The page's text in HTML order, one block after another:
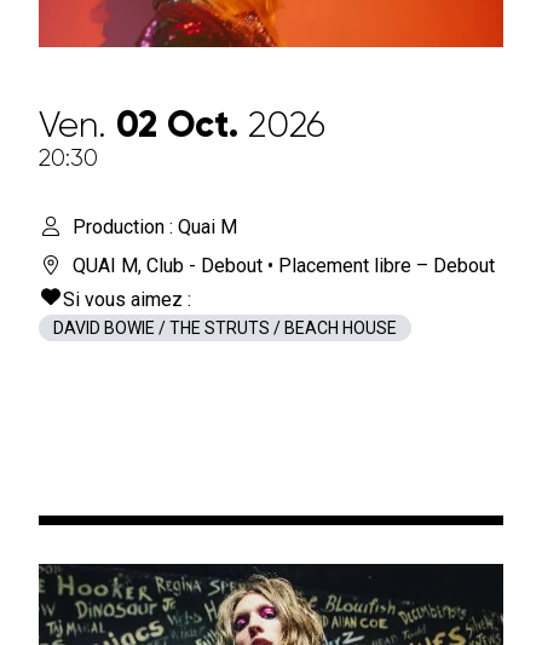
Ven. 02 Oct. 2026
20:30
Production : Quai M
QUAI M, Club - Debout • Placement libre – Debout
Si vous aimez :
DAVID BOWIE / THE STRUTS / BEACH HOUSE